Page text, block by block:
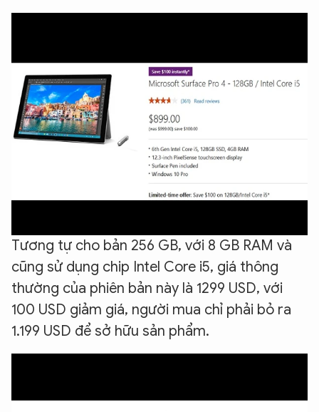
Tương tự cho bản 256 GB, với 8 GB RAM và
cũng sử dụng chip Intel Core i5, giá thông
thường của phiên bản này là 1299 USD, với
100 USD giảm giá, người mua chỉ phải bỏ ra
1.199 USD để sở hữu sản phẩm.